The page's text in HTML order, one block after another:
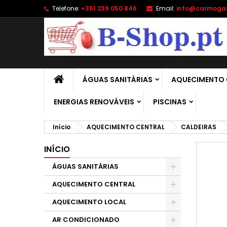
Telefone: +351 239 050 846 Email:
ÁGUAS SANITÁRIAS AQUECIMENTO
ENERGIAS RENOVÁVEIS PISCINAS
Início AQUECIMENTO CENTRAL CALDEIRAS
INÍCIO
ÁGUAS SANITÁRIAS
AQUECIMENTO CENTRAL
AQUECIMENTO LOCAL
AR CONDICIONADO
add_circle_outline
É